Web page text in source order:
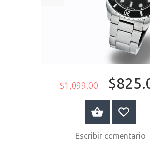
$1,099.00
Escribir comentario